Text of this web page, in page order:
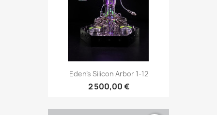
Eden’s Silicon Arbor 1-12
2 500,00 €